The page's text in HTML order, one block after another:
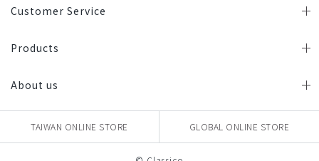
Customer Service
Products
About us
TAIWAN ONLINE STORE GLOBAL ONLINE STORE